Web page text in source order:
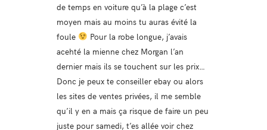
de temps en voiture qu’à la plage c’est
moyen mais au moins tu auras évité la
foule
Pour la robe longue, j’avais
acehté la mienne chez Morgan l’an
dernier mais ils se touchent sur les prix…
Donc je peux te conseiller ebay ou alors
les sites de ventes privées, il me semble
qu’il y en a mais ça risque de faire un peu
juste pour samedi, t’es allée voir chez